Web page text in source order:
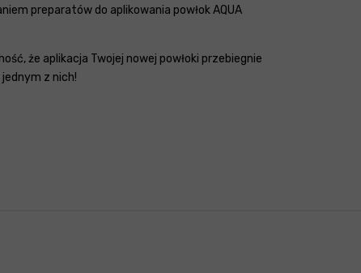
preparatów do aplikowania powłok AQUA
że aplikacja Twojej nowej powłoki przebiegnie
z nich!